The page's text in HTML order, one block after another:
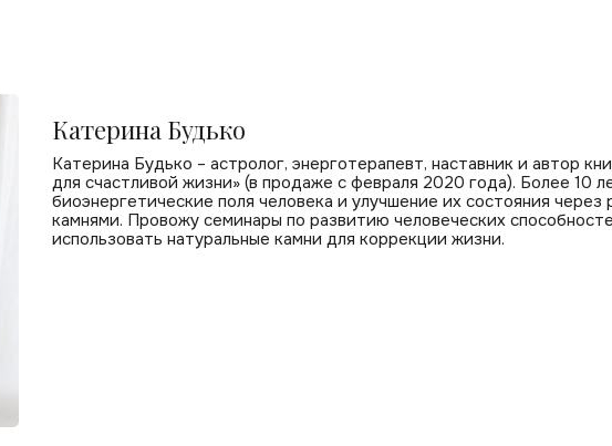
Катерина Будько
Катерина Будько – астролог, энерготерапевт, наставник и автор
для счастливой жизни» (в продаже с февраля 2020 года). Более 10
биоэнергетические поля человека и улучшение их состояния через
камнями. Провожу семинары по развитию человеческих
использовать натуральные камни для коррекции жизни.